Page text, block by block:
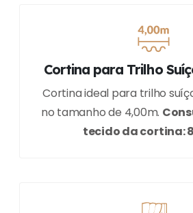
Cortina para Trilho
Cortina ideal para trilho
no tamanho de 4,00m.
tecido da cortina: